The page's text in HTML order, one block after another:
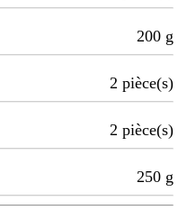
200 g
2 pièce(s)
2 pièce(s)
250 g